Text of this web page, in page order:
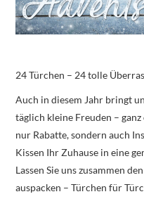
24 Türchen – 24 tolle
Auch in diesem Jahr bringt
täglich kleine Freuden –
nur Rabatte, sondern auch
Kissen Ihr Zuhause in eine
Lassen Sie uns zusammen
auspacken – Türchen für